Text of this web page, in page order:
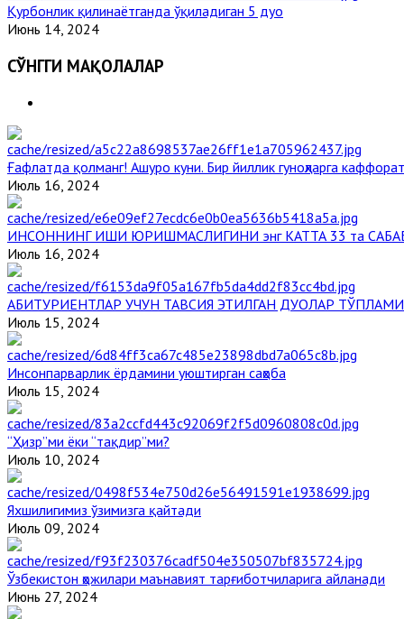
Қурбонлик қилинаётганда ўқиладиган 5 дуо
Июнь 14, 2024
СЎНГГИ МАҚОЛАЛАР
Ғафлатда қолманг! Ашуро куни. Бир йиллик гуноҳларга
Июль 16, 2024
ИНСОННИНГ ИШИ ЮРИШМАСЛИГИНИ энг КАТТА 33 та
Июль 16, 2024
АБИТУРИЕНТЛАР УЧУН ТАВСИЯ ЭТИЛГАН ДУОЛАР ТЎПЛАМИ
Июль 15, 2024
Инсонпарварлик ёрдамини уюштирган саҳоба
Июль 15, 2024
“Ҳизр”ми ёки “тақдир”ми?
Июль 10, 2024
Яхшилигимиз ўзимизга қайтади
Июль 09, 2024
Ўзбекистон ҳожилари маънавият тарғиботчиларига айланади
Июнь 27, 2024